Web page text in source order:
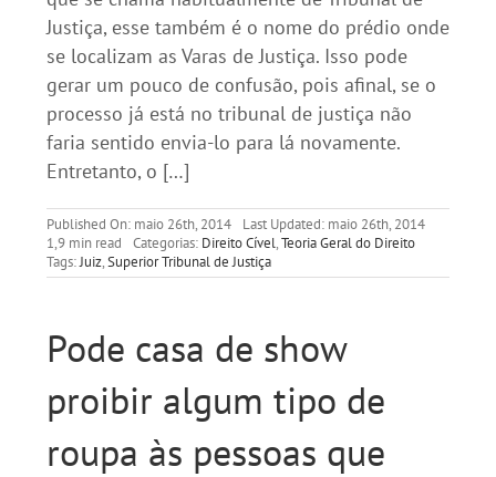
Justiça, esse também é o nome do prédio onde
se localizam as Varas de Justiça. Isso pode
gerar um pouco de confusão, pois afinal, se o
processo já está no tribunal de justiça não
faria sentido envia-lo para lá novamente.
Entretanto, o […]
Published On: maio 26th, 2014
Last Updated: maio 26th, 2014
1,9 min read
Categorias: Direito Cível,Teoria Geral do Direito
Tags:Juiz,Superior Tribunal de Justiça
Pode casa de show
proibir algum tipo de
roupa às pessoas que